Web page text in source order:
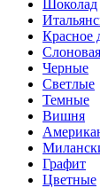
Шоколад
Красное
Черные
Светлые
Темные
Вишня
Графит
Цветные